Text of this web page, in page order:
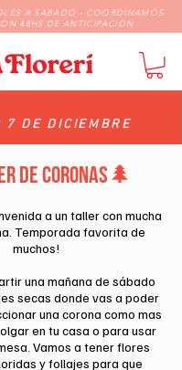
A SABADO - COORDINAMOS
48HS DE ANTICIPACION
7 DE DICIEMBRE
DE CORONAS🌲
a un taller con mucha
Temporada favorita de
muchos!
una mañana de sábado
secas donde vas a poder
una corona como mas
en tu casa o para usar
Vamos a tener flores
y follajes para que